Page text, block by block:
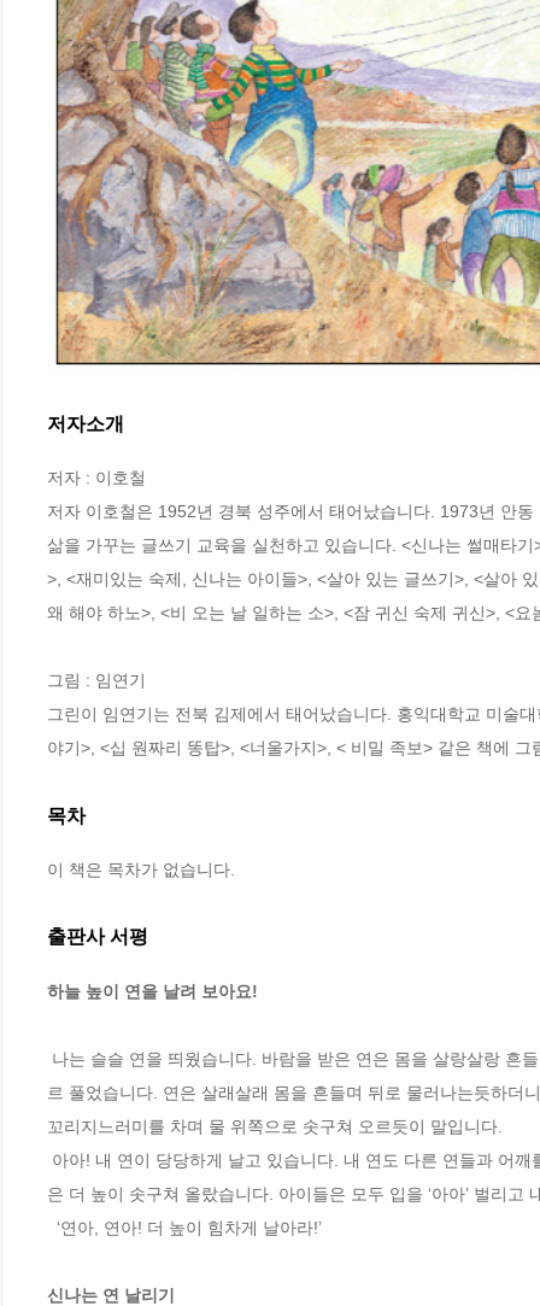
저자소개
저자 : 이호철
저자 이호철은 1952년 경북 성주에서 태어났습니다. 1973년 안
삶을 가꾸는 글쓰기 교육을 실천하고 있습니다. <신나는 썰매타
>, <재미있는 숙제, 신나는 아이들>, <살아 있는 글쓰기>, <살아
왜 해야 하노>, <비 오는 날 일하는 소>, <잠 귀신 숙제 귀신>, <
그림 : 임연기
그린이 임연기는 전북 김제에서 태어났습니다. 홍익대학교 미술
야기>, <십 원짜리 똥탑>, <너울가지>, < 비밀 족보> 같은 책에 그
목차
이 책은 목차가 없습니다.
출판사 서평
하늘 높이 연을 날려 보아요!
르 풀었습니다. 연은 살래살래 몸을 흔들며 뒤로 물러나는듯하
꼬리지느러미를 차며 물 위쪽으로 솟구쳐 오르듯이 말입니다.
은 더 높이 솟구쳐 올랐습니다. 아이들은 모두 입을 ‘아아’ 벌리고
신나는 연 날리기